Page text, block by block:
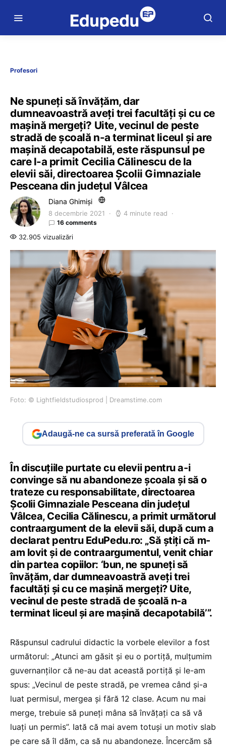
Profesori
Ne spuneți să învățăm, dar
dumneavoastră aveți trei facultăți și cu ce
mașină mergeți? Uite, vecinul de peste
stradă de școală n-a terminat liceul și are
mașină decapotabilă, este răspunsul pe
care l-a primit Cecilia Călinescu de la
elevii săi, directoarea Școlii Gimnaziale
Pesceana din județul Vâlcea
Diana Ghimiși
8 decembrie 2021 4 minute read
16 comments
32.905 vizualizări
Foto: © Lightfieldstudiosprod | Dreamstime.com
Adaugă-ne ca sursă preferată în Google
În discuțiile purtate cu elevii pentru a-i
convinge să nu abandoneze școala și să o
trateze cu responsabilitate, directoarea
Școlii Gimnaziale Pesceana din județul
Vâlcea, Cecilia Călinescu, a primit următorul
contraargument de la elevii săi, după cum a
declarat pentru EduPedu.ro: „Să știți că m-
am lovit și de contraargumentul, venit chiar
din partea copiilor: ‘bun, ne spuneți să
învățăm, dar dumneavoastră aveți trei
facultăți și cu ce mașină mergeți? Uite,
vecinul de peste stradă de școală n-a
terminat liceul și are mașină decapotabilă’”.
Răspunsul cadrului didactic la vorbele elevilor a fost
următorul: „Atunci am găsit și eu o portiță, mulțumim
guvernanților că ne-au dat această portiță și le-am
spus: „Vecinul de peste stradă, pe vremea când și-a
luat permisul, mergea și fără 12 clase. Acum nu mai
merge, trebuie să puneți mâna să învățați ca să vă
luați un permis”. Iată că mai avem totuși un motiv slab
pe care să îl dăm, ca să nu abandoneze. Încercăm să